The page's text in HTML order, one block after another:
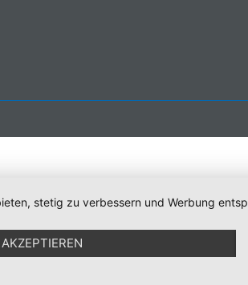
stetig zu verbessern und Werbung
AKZEPTIEREN